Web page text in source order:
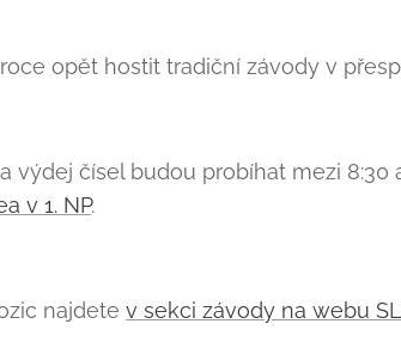
opět hostit tradiční závody v
výdej čísel budou probíhat mezi 8:30
v 1. NP.
najdete v sekci závody na webu